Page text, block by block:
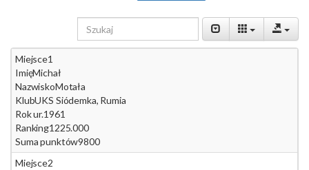
Miejsce1
ImięMichał
NazwiskoMotała
KlubUKS Siódemka, Rumia
Rok ur.1961
Ranking1225.000
Suma punktów9800
Miejsce2